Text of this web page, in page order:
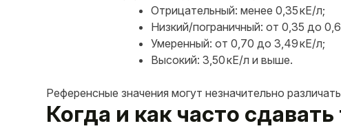
Отрицательный: менее 0,35 кЕ/л;
Низкий/пограничный: от 0,35 до
Умеренный: от 0,70 до 3,49 кЕ/л;
Высокий: 3,50 кЕ/л и выше.
Референсные значения могут незначительно
Когда и как часто